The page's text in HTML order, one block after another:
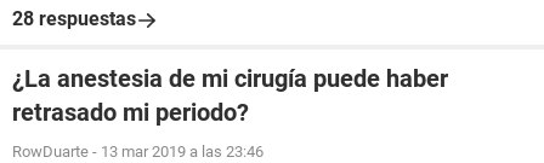
28 respuestas
¿La anestesia de mi cirugía puede haber
retrasado mi periodo?
RowDuarte - 13 mar 2019 a las 23:46